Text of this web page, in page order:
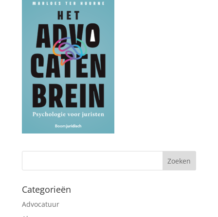
Categorieën
Advocatuur